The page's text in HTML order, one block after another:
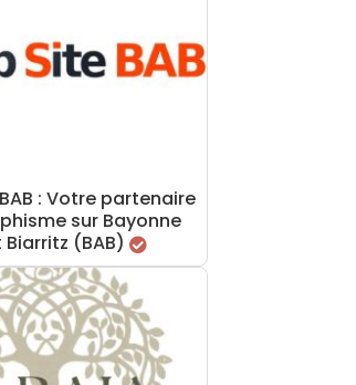
: Votre partenaire
sur Bayonne
(BAB)